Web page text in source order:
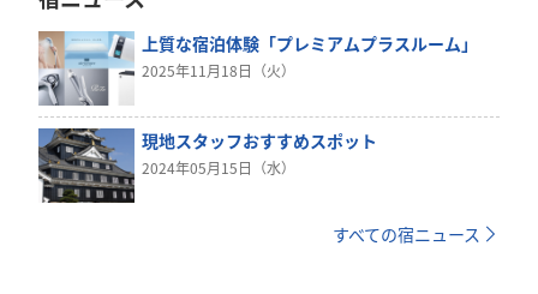
上質な宿泊体験「プレミアムプラスルーム」
2025年11月18日（火）
現地スタッフおすすめスポット
2024年05月15日（水）
すべての宿ニュース